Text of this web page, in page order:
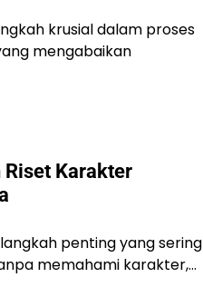
krusial dalam proses
mengabaikan
Karakter
penting yang sering
memahami karakter,…